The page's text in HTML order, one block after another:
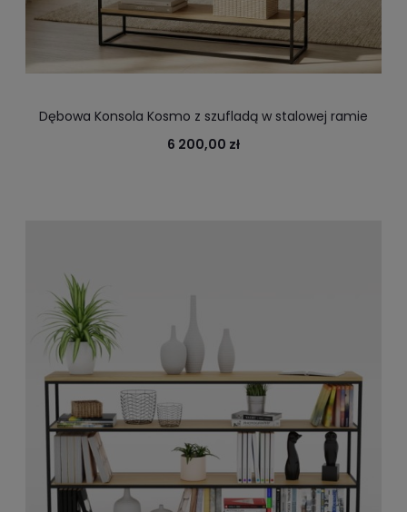
Dębowa Konsola Kosmo z szufladą w stalowej ramie
6 200,00 zł